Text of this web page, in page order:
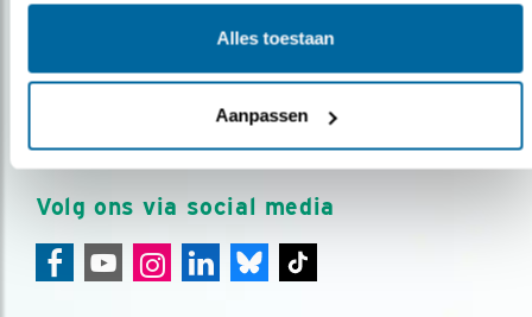
Alles toestaan
Aanpassen
over vogels en activiteiten van Vogelbescherming.
AANMELDEN VOGELNIEUWS
Volg ons via social media